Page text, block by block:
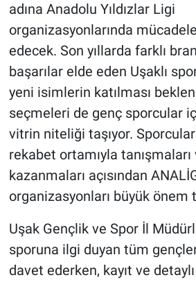
adına Anadolu Yıldızlar Ligi
organizasyonlarında
edecek. Son yıllarda farklı
başarılar elde eden Uşaklı
yeni isimlerin katılması
seçmeleri de genç sporcular
vitrin niteliği taşıyor.
rekabet ortamıyla
kazanmaları açısından
organizasyonları büyük önem
Uşak Gençlik ve Spor İl
sporuna ilgi duyan tüm
davet ederken, kayıt ve